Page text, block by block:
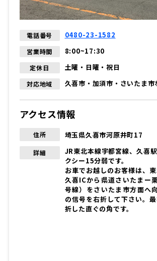
電話番号 0480-23-1582
営業時間 8:00~17:30
定休日 土曜・日曜・祝日
対応地域 久喜市・加須市・さいたま市
アクセス情報
住所 埼玉県久喜市河原井町17
詳細
JR東北本線宇都宮線、久喜
クシー15分弱です。
お車でお越しのお客様は、
久喜ICから県道さいたまー
号線）をさいたま市方面へ
の信号を右折して下さい。
折した直ぐの角です。